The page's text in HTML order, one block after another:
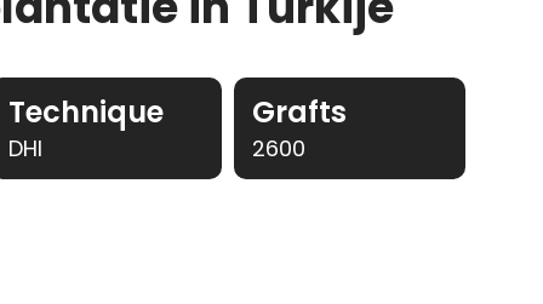
Technique
DHI
Grafts
2600